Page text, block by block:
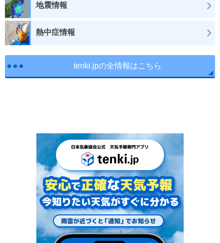
地震情報
熱中症情報
tenki.jpの全情報はこちら